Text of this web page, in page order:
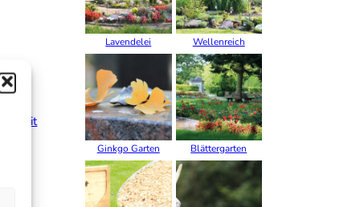
mit
Lavendelei Wellenreich
Ginkgo Garten Blättergarten